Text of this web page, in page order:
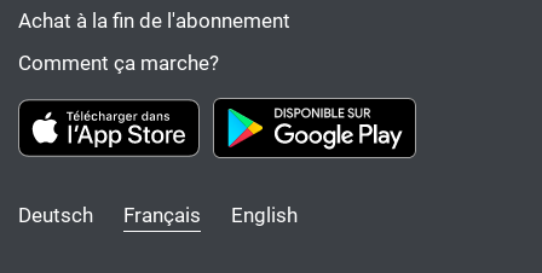
Achat à la fin de l'abonnement
Comment ça marche?
Deutsch Français English